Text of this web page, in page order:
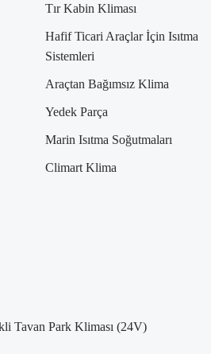
Tır Kabin Kliması
Hafif Ticari Araçlar İçin Isıtma
Sistemleri
Araçtan Bağımsız Klima
Yedek Parça
Marin Isıtma Soğutmaları
Climart Klima
Tavan Park Kliması (24V)